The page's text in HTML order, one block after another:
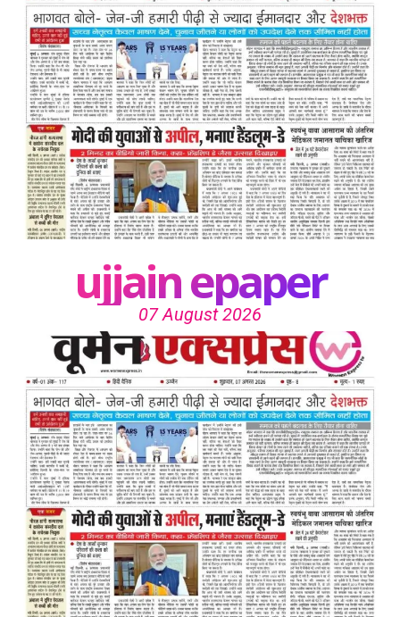
ujjain epaper
07 August 2026